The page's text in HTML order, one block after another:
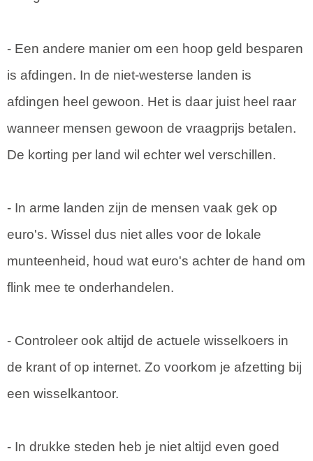
- Een andere manier om een hoop geld besparen
is afdingen. In de niet-westerse landen is
afdingen heel gewoon. Het is daar juist heel raar
wanneer mensen gewoon de vraagprijs betalen.
De korting per land wil echter wel verschillen.
- In arme landen zijn de mensen vaak gek op
euro's. Wissel dus niet alles voor de lokale
munteenheid, houd wat euro's achter de hand om
flink mee te onderhandelen.
- Controleer ook altijd de actuele wisselkoers in
de krant of op internet. Zo voorkom je afzetting bij
een wisselkantoor.
- In drukke steden heb je niet altijd even goed